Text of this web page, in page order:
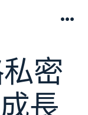
密